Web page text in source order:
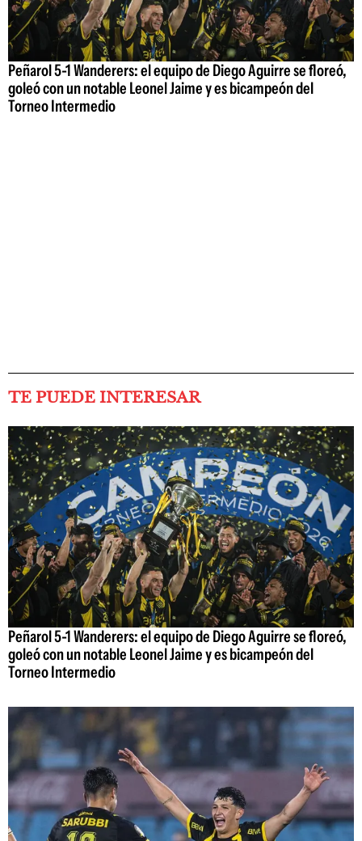
Peñarol 5-1 Wanderers: el equipo de Diego Aguirre se floreó,
goleó con un notable Leonel Jaime y es bicampeón del
Torneo Intermedio
TE PUEDE INTERESAR
Peñarol 5-1 Wanderers: el equipo de Diego Aguirre se floreó,
goleó con un notable Leonel Jaime y es bicampeón del
Torneo Intermedio